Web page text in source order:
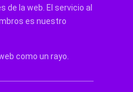
la web. El servicio al
es nuestro
como un rayo.